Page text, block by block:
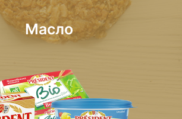
Масло